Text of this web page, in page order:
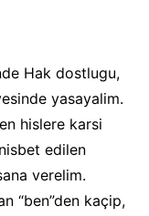
Hak dostlugu,
yasayalim.
hislere karsi
edilen
verelim.
“ben”den kaçip,